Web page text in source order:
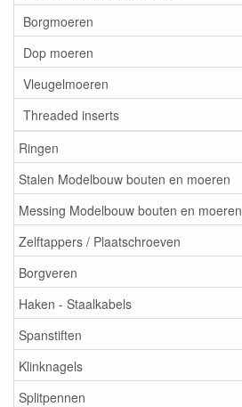
Borgmoeren
Dop moeren
Vleugelmoeren
Threaded inserts
Ringen
Stalen Modelbouw bouten en moeren
Messing Modelbouw bouten en moeren
Zelftappers / Plaatschroeven
Borgveren
Haken - Staalkabels
Spanstiften
Klinknagels
Splitpennen